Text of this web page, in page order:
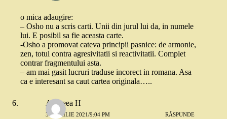
o mica adaugire:
– Osho nu a scris carti. Unii din jurul lui da, in numele
lui. E posibil sa fie aceasta carte.
-Osho a promovat cateva principii pasnice: de armonie,
zen, totul contra agresivitatii si reactivitatii. Complet
contrar fragmentului asta.
– am mai gasit lucruri traduse incorect in romana. Asa
ca e interesant sa caut cartea originala…..
Andreea H
30 APRILIE 2021/9:04 PM RĂSPUNDE